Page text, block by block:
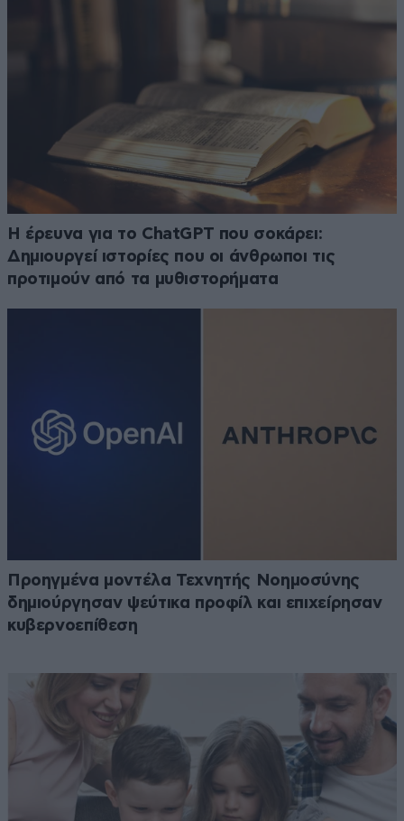
H έρευνα για το ChatGPT που σοκάρει:
Δημιουργεί ιστορίες που οι άνθρωποι τις
προτιμούν από τα μυθιστορήματα
Προηγμένα μοντέλα Τεχνητής Νοημοσύνης
δημιούργησαν ψεύτικα προφίλ και επιχείρησαν
κυβερνοεπίθεση